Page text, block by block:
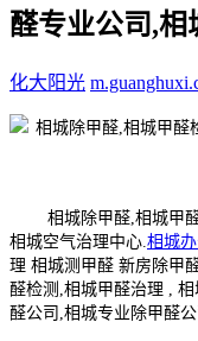
醛专业公司,相
化大阳光
相城除甲醛,相城甲醛
相城空气治理中心. 相城
理 相城测甲醛 新房除甲
醛检测,相城甲醛治理 ,
醛公司,相城专业除甲醛